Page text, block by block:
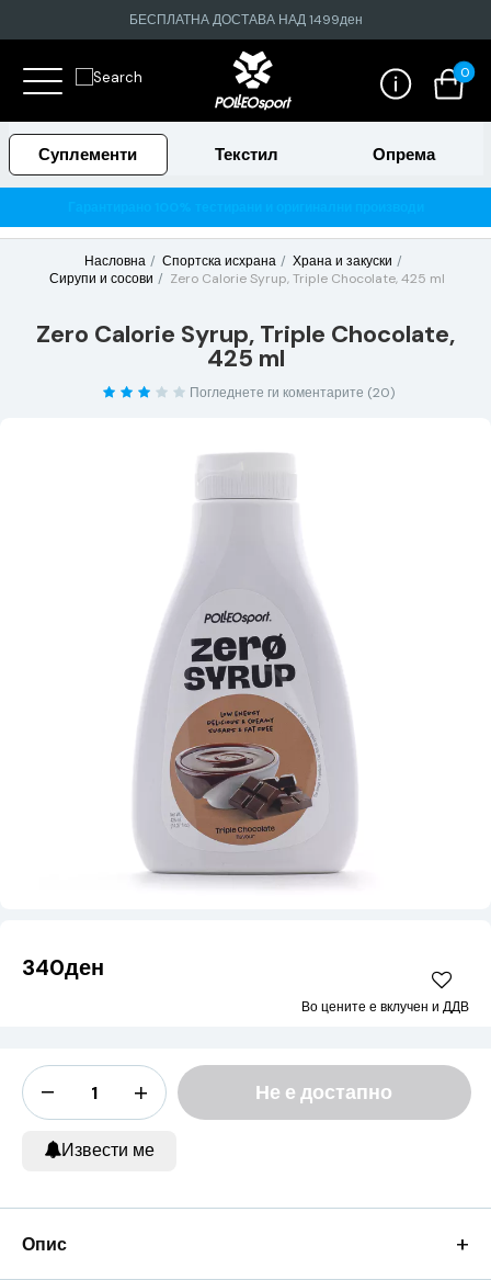
БЕСПЛАТНА ДОСТАВА НАД 1499ден
0
Суплементи Текстил Опрема
Насловна Спортска исхрана
Храна и закуски
Сирупи и сосови
Zero Calorie Syrup, Triple Chocolate, 425 ml
Zero Calorie Syrup, Triple Chocolate,
425 ml
Погледнете ги коментарите (20)
340ден
Во цените е вклучен и ДДВ
Не е достапно
Извести ме
Опис +